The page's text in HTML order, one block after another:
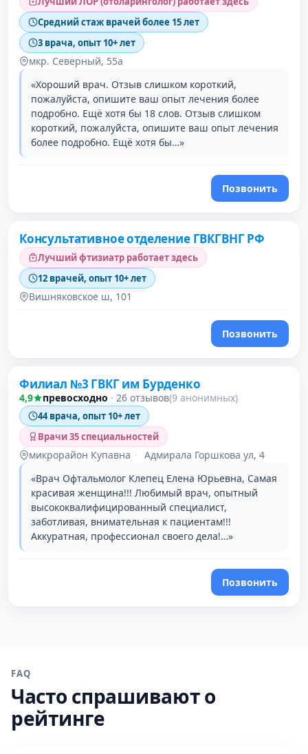
Средний стаж врачей более 15 лет
3 врача, опыт 10+ лет
мкр. Северный, 55а
«Хороший врач. Отзыв слишком короткий,
пожалуйста, опишите ваш опыт лечения более
подробно. Ещё хотя бы 18 слов. Отзыв слишком
короткий, пожалуйста, опишите ваш опыт лечения
более подробно. Ещё хотя бы…»
Позвонить
Консультативное отделение ГВКГВНГ РФ
Лучший фтизиатр работает здесь
12 врачей, опыт 10+ лет
Вишняковское ш, 101
Позвонить
Филиал №3 ГВКГ им Бурденко
4,9 превосходно · 26 отзывов(9 анонимных)
44 врача, опыт 10+ лет
Врачи 35 специальностей
микрорайон Купавна · Адмирала Горшкова ул, 4
«Врач Офтальмолог Клепец Елена Юрьевна, Самая
красивая женщина!!! Любимый врач, опытный
высококвалифицированный специалист,
заботливая, внимательная к пациентам!!!
Аккуратная, профессионал своего дела!…»
Позвонить
FAQ
Часто спрашивают о
рейтинге